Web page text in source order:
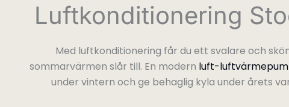
Luftkonditionering
Med luftkonditionering får du ett svalare och
sommarvärmen slår till. En modern luft-
under vintern och ge behaglig kyla under årets